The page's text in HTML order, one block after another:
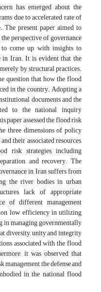
has emerged about the
due to accelerated rate of
The present paper aimed to
perspective of governance
to come up with insights to
in Iran. It is evident that the
by structural practices.
question that how the flood
in the country. Adopting a
documents and the
to the national inquiry
paper assessed the flood risk
three dimensions of policy
their associated resources,
risk strategies including
and recovery. The
in Iran suffers from
the river bodies in urban
lack of appropriate
of different management
low efficiency in utilizing
in managing governmentally
diversity, unity and integrity
associated with the flood
it was observed that
the defense and
in the national flood